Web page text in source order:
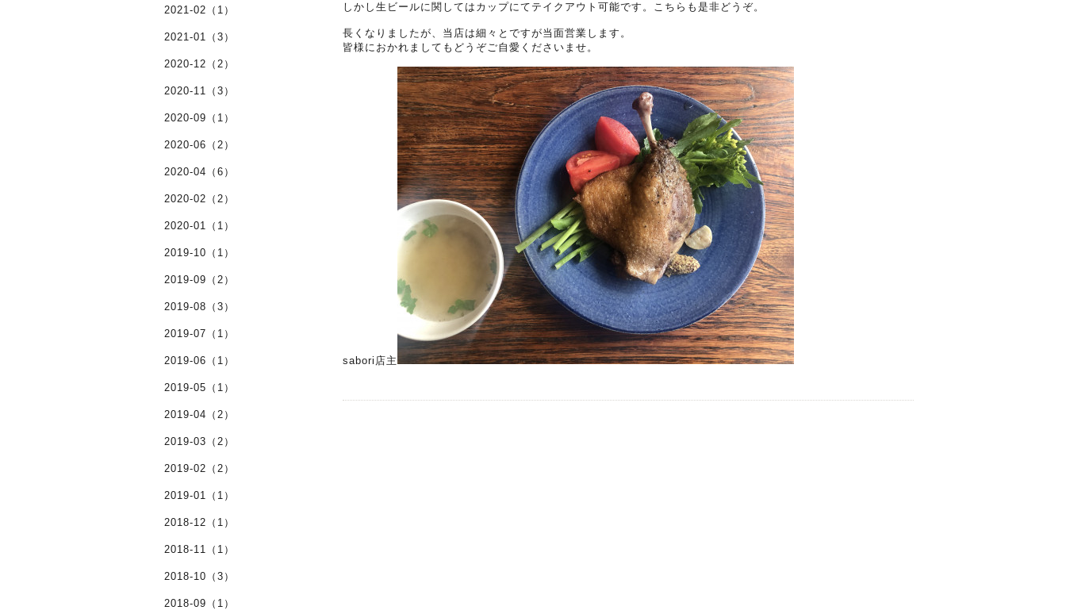
しかし生ビールに関してはカップにてテイクアウト可能です。こちらも是非どうぞ。
長くなりましたが、当店は細々とですが当面営業します。
皆様におかれましてもどうぞご自愛くださいませ。
sabori店主
2021-02（1）
2021-01（3）
2020-12（2）
2020-11（3）
2020-09（1）
2020-06（2）
2020-04（6）
2020-02（2）
2020-01（1）
2019-10（1）
2019-09（2）
2019-08（3）
2019-07（1）
2019-06（1）
2019-05（1）
2019-04（2）
2019-03（2）
2019-02（2）
2019-01（1）
2018-12（1）
2018-11（1）
2018-10（3）
2018-09（1）